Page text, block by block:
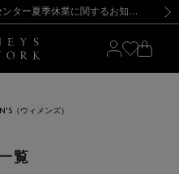
新規登録のお客様も対象！＜MY BARNEYS＞会員のお客様は11,000円（税込）以上のお買上げで常時送料無料！お買い物の際は会員登録を！
止のお知らせ】(2026.8.7) 【オンラインストア カスタマーセンター夏季休業に関するお知らせ】（2026.8.7）
【夏季休業に伴う返品・交換承り一時停止のお知らせ】（2026.8.5）
よるお荷物のお届けについて
のご案内・ご注意事項 新規登録のお客様も対象！＜MY BARNEYS＞会員のお客様は11,000円（税込）以上のお買上げで常時送料無料！お買い物の際は会員登録を！
止のお知らせ】(2026.8.7)
（ウィメンズ）
覧